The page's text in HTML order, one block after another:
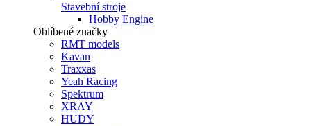
Stavební stroje
Hobby Engine
Oblíbené značky
RMT models
Kavan
Traxxas
Yeah Racing
Spektrum
XRAY
HUDY